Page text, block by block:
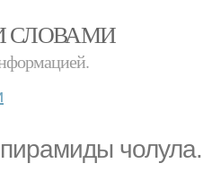
СЛОВАМИ
чолула.